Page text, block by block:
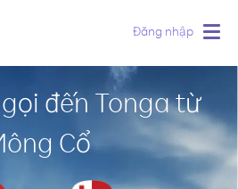
Đăng nhập
đến Tonga từ
Cổ